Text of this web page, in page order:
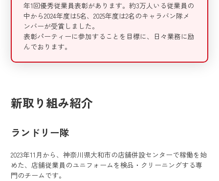
年1回優秀従業員表彰があります。約3万人いる従業員の
中から2024年度は5名、2025年度は2名のキャラバン隊メ
ンバーが受賞しました。
表彰パーティーに参加することを目標に、日々業務に励
んでおります。
新取り組み紹介
ランドリー隊
2023年11月から、神奈川県大和市の店舗併設センターで稼働を始
めた、店舗従業員のユニフォームを検品・クリーニングする専
門のチームです。